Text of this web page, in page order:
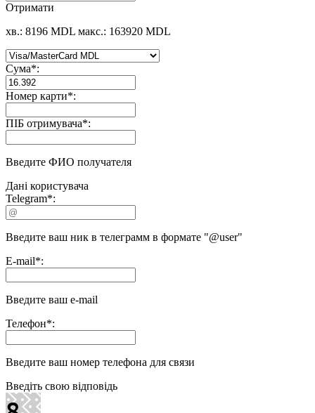
Отримати
хв.: 8196 MDL макс.: 163920 MDL
Сума*:
Номер карти*:
ПІБ отримувача*:
Введите ФИО получателя
Дані користувача
Telegram*:
Введите ваш ник в телеграмм в формате "@user"
E-mail*:
Введите ваш e-mail
Телефон*:
Введите ваш номер телефона для связи
Введіть свою відповідь